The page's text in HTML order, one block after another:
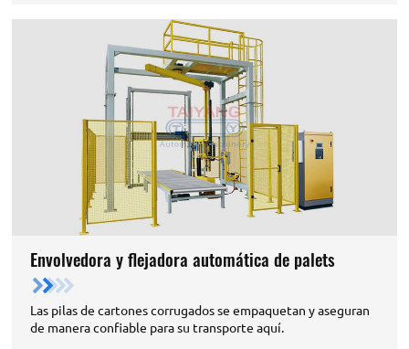
Envolvedora y flejadora automática de palets
Las pilas de cartones corrugados se empaquetan y aseguran
de manera confiable para su transporte aquí.